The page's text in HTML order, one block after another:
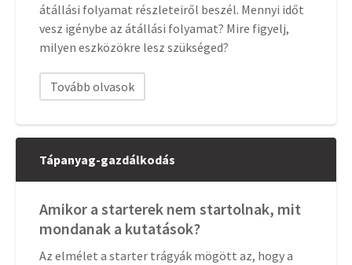
átállási folyamat részleteiről beszél. Mennyi időt
vesz igénybe az átállási folyamat? Mire figyelj,
milyen eszközökre lesz szükséged?
Tovább olvasok
Tápanyag-gazdálkodás
Amikor a starterek nem startolnak, mit
mondanak a kutatások?
Az elmélet a starter trágyák mögött az, hogy a